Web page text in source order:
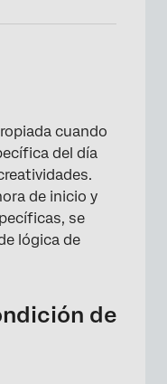
×
cuando
del día
de inicio y
se
lógica de
de